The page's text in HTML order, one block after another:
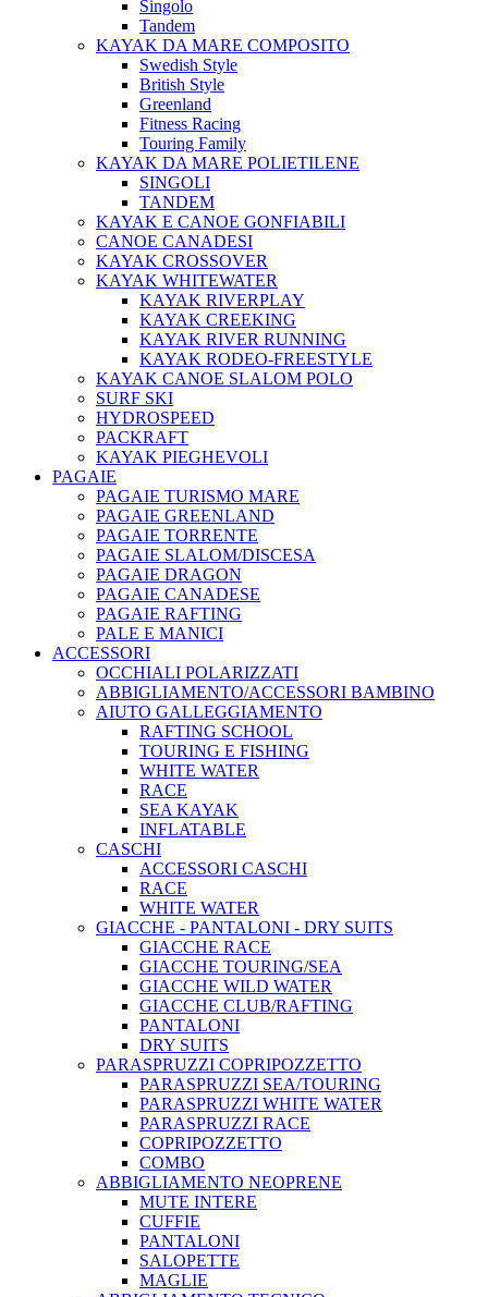
Singolo
Tandem
KAYAK DA MARE COMPOSITO
Swedish Style
British Style
Greenland
Fitness Racing
Touring Family
KAYAK DA MARE POLIETILENE
SINGOLI
TANDEM
KAYAK E CANOE GONFIABILI
CANOE CANADESI
KAYAK CROSSOVER
KAYAK WHITEWATER
KAYAK RIVERPLAY
KAYAK CREEKING
KAYAK RIVER RUNNING
KAYAK RODEO-FREESTYLE
KAYAK CANOE SLALOM POLO
SURF SKI
HYDROSPEED
PACKRAFT
KAYAK PIEGHEVOLI
PAGAIE
PAGAIE TURISMO MARE
PAGAIE GREENLAND
PAGAIE TORRENTE
PAGAIE SLALOM/DISCESA
PAGAIE DRAGON
PAGAIE CANADESE
PAGAIE RAFTING
PALE E MANICI
ACCESSORI
OCCHIALI POLARIZZATI
ABBIGLIAMENTO/ACCESSORI BAMBINO
AIUTO GALLEGGIAMENTO
RAFTING SCHOOL
TOURING E FISHING
WHITE WATER
RACE
SEA KAYAK
INFLATABLE
CASCHI
ACCESSORI CASCHI
RACE
WHITE WATER
GIACCHE - PANTALONI - DRY SUITS
GIACCHE RACE
GIACCHE TOURING/SEA
GIACCHE WILD WATER
GIACCHE CLUB/RAFTING
PANTALONI
DRY SUITS
PARASPRUZZI COPRIPOZZETTO
PARASPRUZZI SEA/TOURING
PARASPRUZZI WHITE WATER
PARASPRUZZI RACE
COPRIPOZZETTO
COMBO
ABBIGLIAMENTO NEOPRENE
MUTE INTERE
CUFFIE
PANTALONI
SALOPETTE
MAGLIE